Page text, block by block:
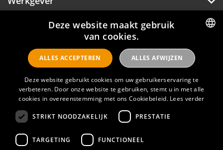
Over Hotelprofessionals
Hotelprofessionals
FAQ
Privacyverklaring
Contact
DUTCH
ENGLISH
Deze website maakt gebruik
van cookies.
Deze website gebruikt cookies om uw gebruikerservaring te
verbeteren. Door onze website te gebruiken, stemt u in met alle
cookies in overeenstemming met ons Cookiebeleid. Lees verder
STRIKT NOODZAKELIJK PRESTATIE
TARGETING FUNCTIONEEL
ALLES ACCEPTEREN ALLES AFWIJZEN